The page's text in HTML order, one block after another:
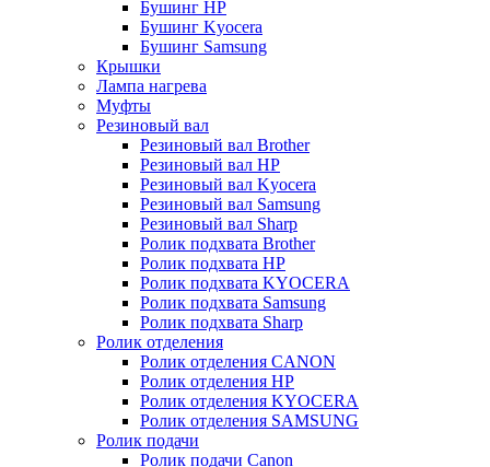
Бушинг HP
Бушинг Kyocera
Бушинг Samsung
Крышки
Лампа нагрева
Муфты
Резиновый вал
Резиновый вал Brother
Резиновый вал HP
Резиновый вал Kyocera
Резиновый вал Samsung
Резиновый вал Sharp
Ролик подхвата Brother
Ролик подхвата HP
Ролик подхвата KYOCERA
Ролик подхвата Samsung
Ролик подхвата Sharp
Ролик отделения
Ролик отделения CANON
Ролик отделения HP
Ролик отделения KYOCERA
Ролик отделения SAMSUNG
Ролик подачи
Ролик подачи Canon